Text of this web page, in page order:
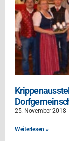
25. November 2018
Weiterlesen »